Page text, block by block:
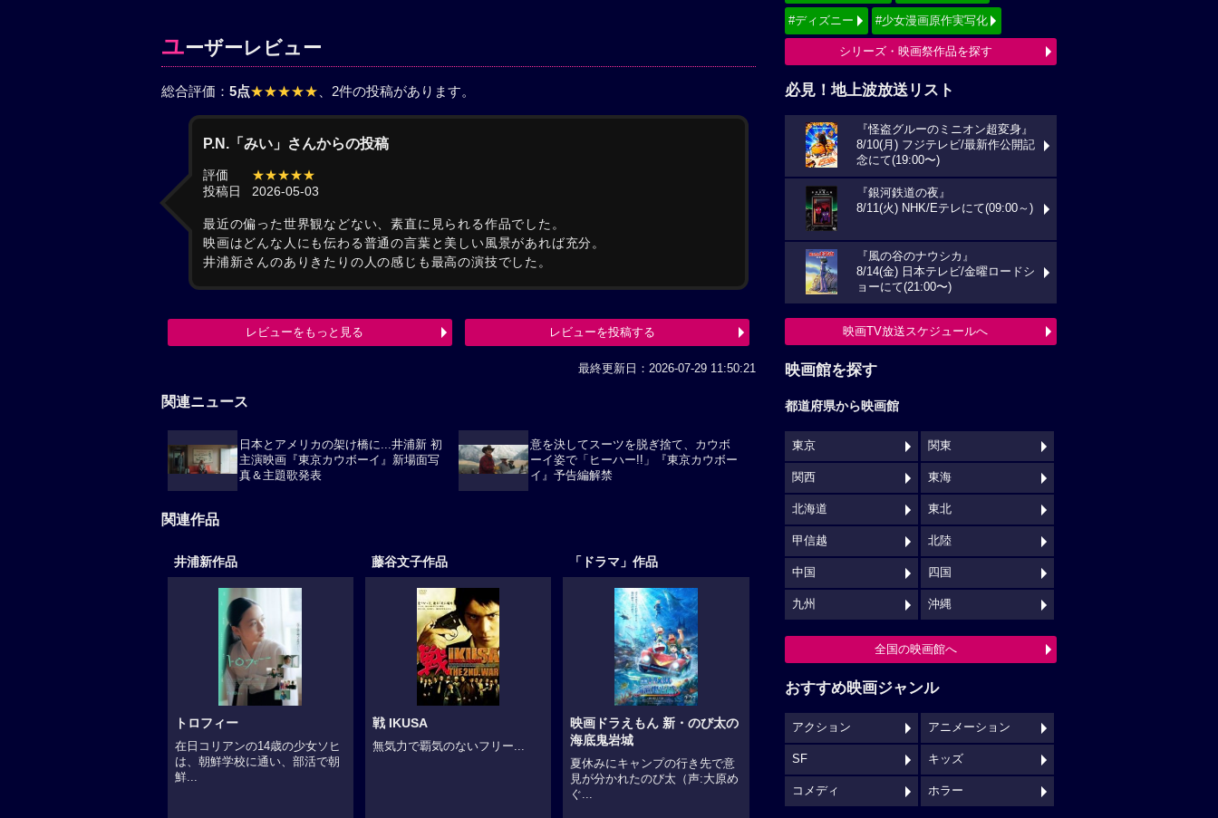
ユーザーレビュー
総合評価： 5点★★★★★ 、2件の投稿があります。
P.N.「みい」さんからの投稿
評価
★★★★★
投稿日
2026-05-03
最近の偏った世界観などない、素直に見られる作品でした。
映画はどんな人にも伝わる普通の言葉と美しい風景があれば充分。
井浦新さんのありきたりの人の感じも最高の演技でした。
レビューをもっと見る レビューを投稿する
最終更新日：2026-07-29 11:50:21
関連ニュース
日本とアメリカの架け橋に...井浦新 初
主演映画『東京カウボーイ』新場面写
真＆主題歌発表
意を決してスーツを脱ぎ捨て、カウボ
ーイ姿で「ヒーハー!!」『東京カウボー
イ』予告編解禁
関連作品
井浦新作品
トロフィー
在日コリアンの14歳の少女ソヒ
は、朝鮮学校に通い、部活で朝
鮮...
藤谷文子作品
戦 IKUSA
無気力で覇気のないフリー...
「ドラマ」作品
映画ドラえもん 新・のび太の
海底鬼岩城
夏休みにキャンプの行き先で意
見が分かれたのび太（声:大原め
ぐ...
#ディズニー #少女漫画原作実写化
シリーズ・映画祭作品を探す
必見！地上波放送リスト
『怪盗グルーのミニオン超変身』
8/10(月) フジテレビ/最新作公開記
念にて(19:00〜)
『銀河鉄道の夜』
8/11(火) NHK/Eテレにて(09:00～)
『風の谷のナウシカ』
8/14(金) 日本テレビ/金曜ロードシ
ョーにて(21:00〜)
映画TV放送スケジュールへ
映画館を探す
都道府県から映画館
東京 関東
関西 東海
北海道 東北
甲信越 北陸
中国 四国
九州 沖縄
全国の映画館へ
おすすめ映画ジャンル
アクション アニメーション
SF キッズ
コメディ ホラー